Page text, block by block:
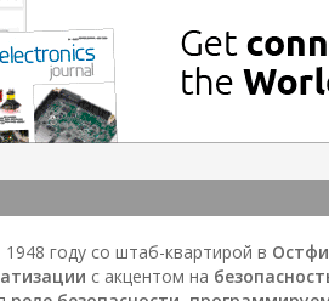
году со штаб-квартирой в
с акцентом на